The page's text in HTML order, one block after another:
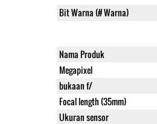
Bit Warna (# Warna)
Nama Produk
Megapixel
bukaan f/
Focal length (35mm)
Ukuran sensor